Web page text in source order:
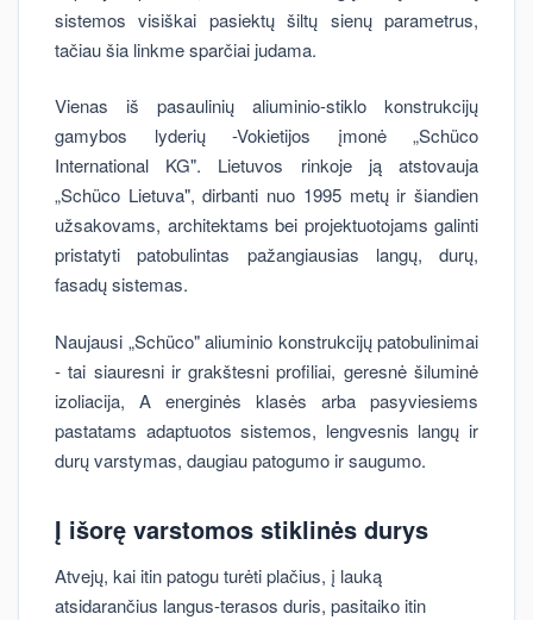
sistemos visiškai pasiektų šiltų sienų parametrus,
tačiau šia linkme sparčiai judama.
Vienas iš pasaulinių aliuminio-stiklo konstrukcijų
gamybos lyderių -Vokietijos įmonė „Schüco
International KG". Lietuvos rinkoje ją atstovauja
„Schüco Lietuva", dirbanti nuo 1995 metų ir šiandien
užsakovams, architektams bei projektuotojams galinti
pristatyti patobulintas pažangiausias langų, durų,
fasadų sistemas.
Naujausi „Schüco" aliuminio konstrukcijų patobulinimai
- tai siauresni ir grakštesni profiliai, geresnė šiluminė
izoliacija, A energinės klasės arba pasyviesiems
pastatams adaptuotos sistemos, lengvesnis langų ir
durų varstymas, daugiau patogumo ir saugumo.
Į išorę varstomos stiklinės durys
Atvejų, kai itin patogu turėti plačius, į lauką
atsidarančius langus-terasos duris, pasitaiko itin